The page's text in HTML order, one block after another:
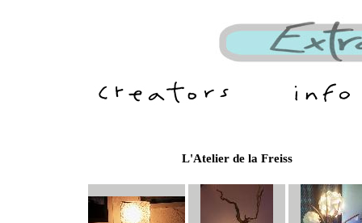
L'Atelier de la Freiss